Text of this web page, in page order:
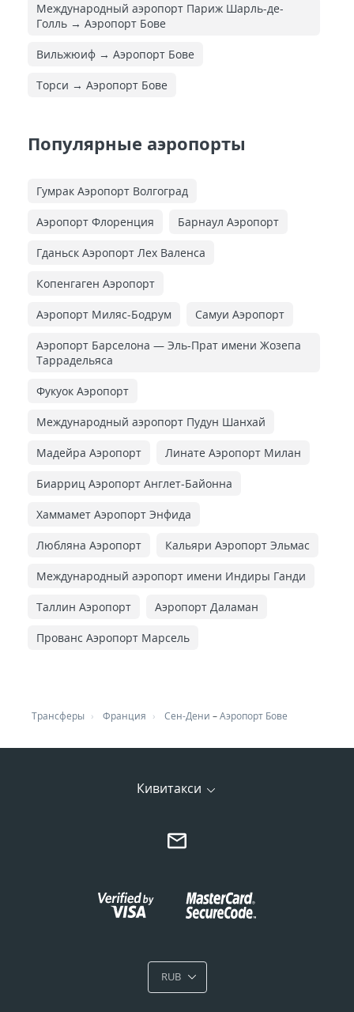
Международный аэропорт Париж Шарль-де-
Голль → Аэропорт Бове
Вильжюиф → Аэропорт Бове
Торси → Аэропорт Бове
Популярные аэропорты
Гумрак Аэропорт Волгоград
Аэропорт Флоренция Барнаул Аэропорт
Гданьск Аэропорт Лех Валенса
Копенгаген Аэропорт
Аэропорт Миляс-Бодрум Самуи Аэропорт
Аэропорт Барселона — Эль-Прат имени Жозепа
Таррадельяса
Фукуок Аэропорт
Международный аэропорт Пудун Шанхай
Мадейра Аэропорт Линате Аэропорт Милан
Биарриц Аэропорт Англет-Байонна
Хаммамет Аэропорт Энфида
Любляна Аэропорт Кальяри Аэропорт Эльмас
Международный аэропорт имени Индиры Ганди
Таллин Аэропорт Аэропорт Даламан
Прованс Аэропорт Марсель
Трансферы Франция Сен-Дени –Аэропорт Бове
Кивитакси
RUB